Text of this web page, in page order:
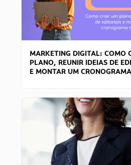
MARKETING DIGITAL: COMO
PLANO, REUNIR IDEIAS DE
E MONTAR UM